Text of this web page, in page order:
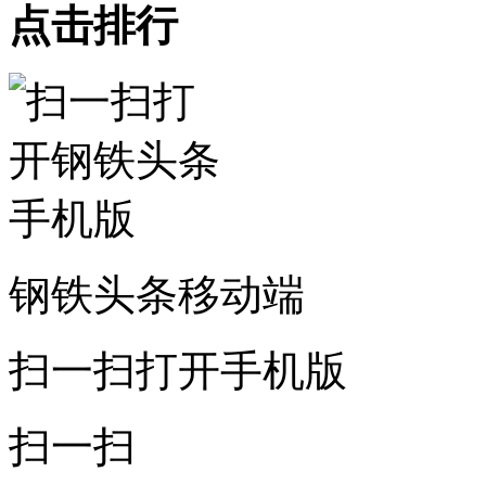
点击排行
钢铁头条移动端
扫一扫打开手机版
扫一扫